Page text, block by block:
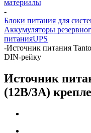
материалы
-
Блоки питания для
Аккумуляторы
питанияUPS
-Источник питания
DIN-рейку
Источник
(12В/3А)